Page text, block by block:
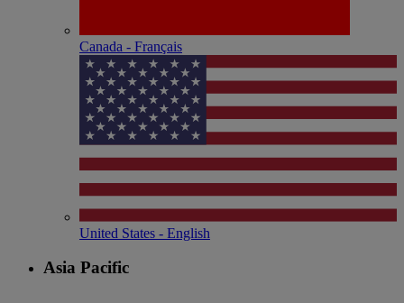
Canada - Français
United States - English
Asia Pacific